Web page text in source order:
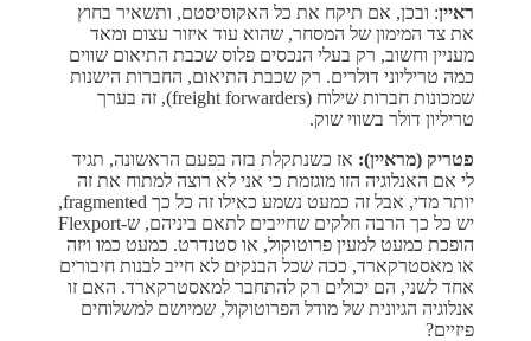
ראיין: ובכן, אם תיקח את כל האקוסיסטם, ותשאיר בחוץ
את צד המימון של המסחר, שהוא עוד איזור עצום ומאד
מעניין וחשוב, רק בעלי הנכסים פלוס שכבת התיאום שווים
כמה טריליוני דולרים. רק שכבת התיאום, החברות הישנות
שמכונות חברות שילוח (freight forwarders), זה בערך
טריליון דולר בשווי שוק.
פטריק (מראיין): אז כשנתקלת בזה בפעם הראשונה, תגיד
לי אם האנלוגיה הזו מוגזמת כי אני לא רוצה למתוח את זה
יותר מדי, אבל זה כמעט נשמע כאילו זה כל כך fragmented,
יש כל כך הרבה חלקים שחייבים לתאם ביניהם, ש-Flexport
הופכת כמעט למעין פרוטוקול, או סטנדרט. כמעט כמו ויזה
או מאסטרקארד, ככה שכל הבנקים לא חייב לבנות חיבורים
אחד לשני, הם יכולים רק להתחבר למאסטרקארד. האם זו
אנלוגיה הגיונית של מודל הפרוטוקול, שמיושם למשלוחים
פיזיים?